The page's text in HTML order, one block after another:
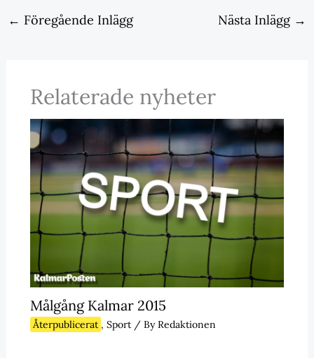
← Föregående Inlägg Nästa Inlägg →
Relaterade nyheter
Målgång Kalmar 2015
Återpublicerat , Sport/ ByRedaktionen